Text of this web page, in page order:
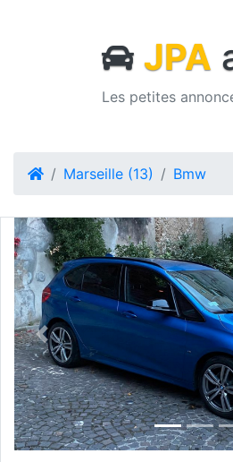
JPA
Les petites
Marseille (13) Bmw
Previous